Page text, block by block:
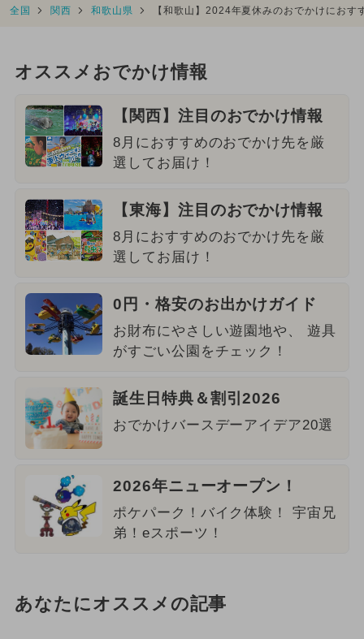
全国 関西 和歌山県 【和歌山】2024年夏休みのおでかけにお
オススメおでかけ情報
【関西】注目のおでかけ情報
8月におすすめのおでかけ先を厳
選してお届け！
【東海】注目のおでかけ情報
8月におすすめのおでかけ先を厳
選してお届け！
0円・格安のお出かけガイド
お財布にやさしい遊園地や、 遊具
がすごい公園をチェック！
誕生日特典＆割引2026
おでかけバースデーアイデア20選
2026年ニューオープン！
ポケパーク！バイク体験！ 宇宙兄
弟！eスポーツ！
あなたにオススメの記事